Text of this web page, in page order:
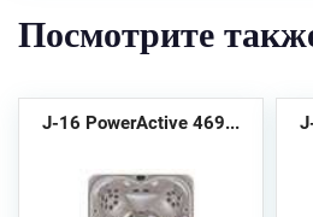
Посмотрите
J-16 PowerActive 469...